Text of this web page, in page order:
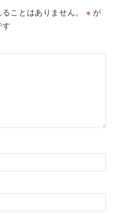
ことはありません。 ※ が